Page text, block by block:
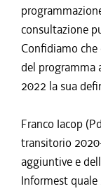
consultazione
Confidiamo
del programma
2022 la sua
Franco Iacop
transitorio
aggiuntive e
Informest